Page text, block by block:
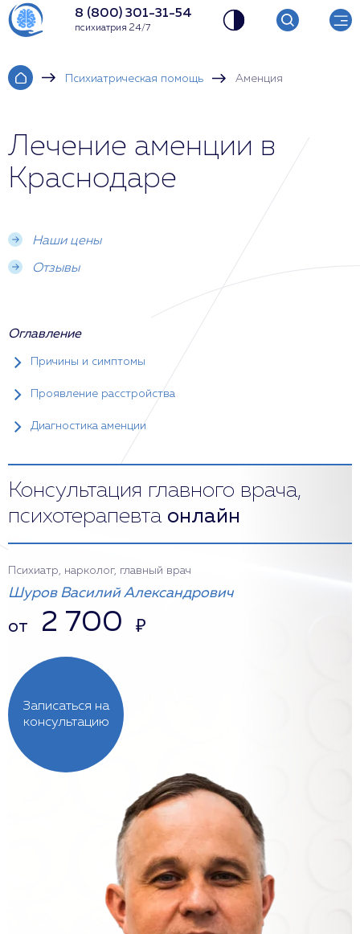
8 (800) 301-31-54
психиатрия 24/7
Психиатрическая помощь Аменция
Лечение аменции в
Краснодаре
Наши цены
Отзывы
Оглавление
Причины и симптомы
Проявление расстройства
Диагностика аменции
Консультация главного врача,
психотерапевта онлайн
Записаться на
консультацию
Психиатр, нарколог, главный врач
Шуров Василий Александрович
от 2 700 ₽